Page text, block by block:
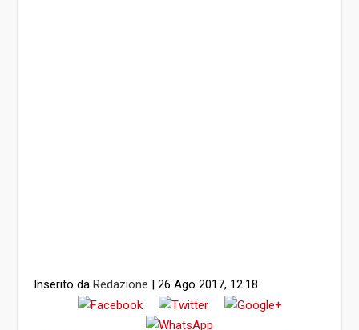
Inserito daRedazione |26 Ago 2017, 12:18